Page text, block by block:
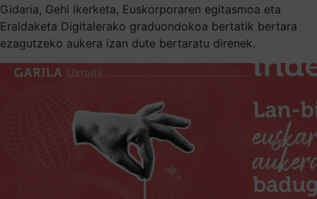
Gidaria, Gehi ikerketa, Euskorporaren egitasmoa eta
Eraldaketa Digitalerako graduondokoa bertatik bertara
ezagutzeko aukera izan dute bertaratu direnek.